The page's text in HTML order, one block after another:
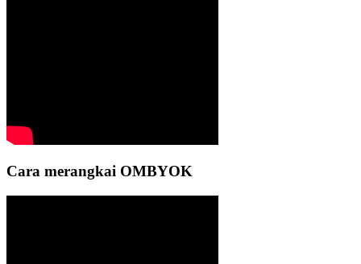
Cara merangkai OMBYOK